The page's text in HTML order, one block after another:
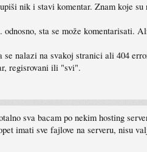
nik i stavi komentar. Znam koje su
sta se može komentarisati.
nalazi na svakoj stranici ali 404
regisrovani ili "svi".
sva bacam po nekim hosting
imati sve fajlove na serveru, nisu